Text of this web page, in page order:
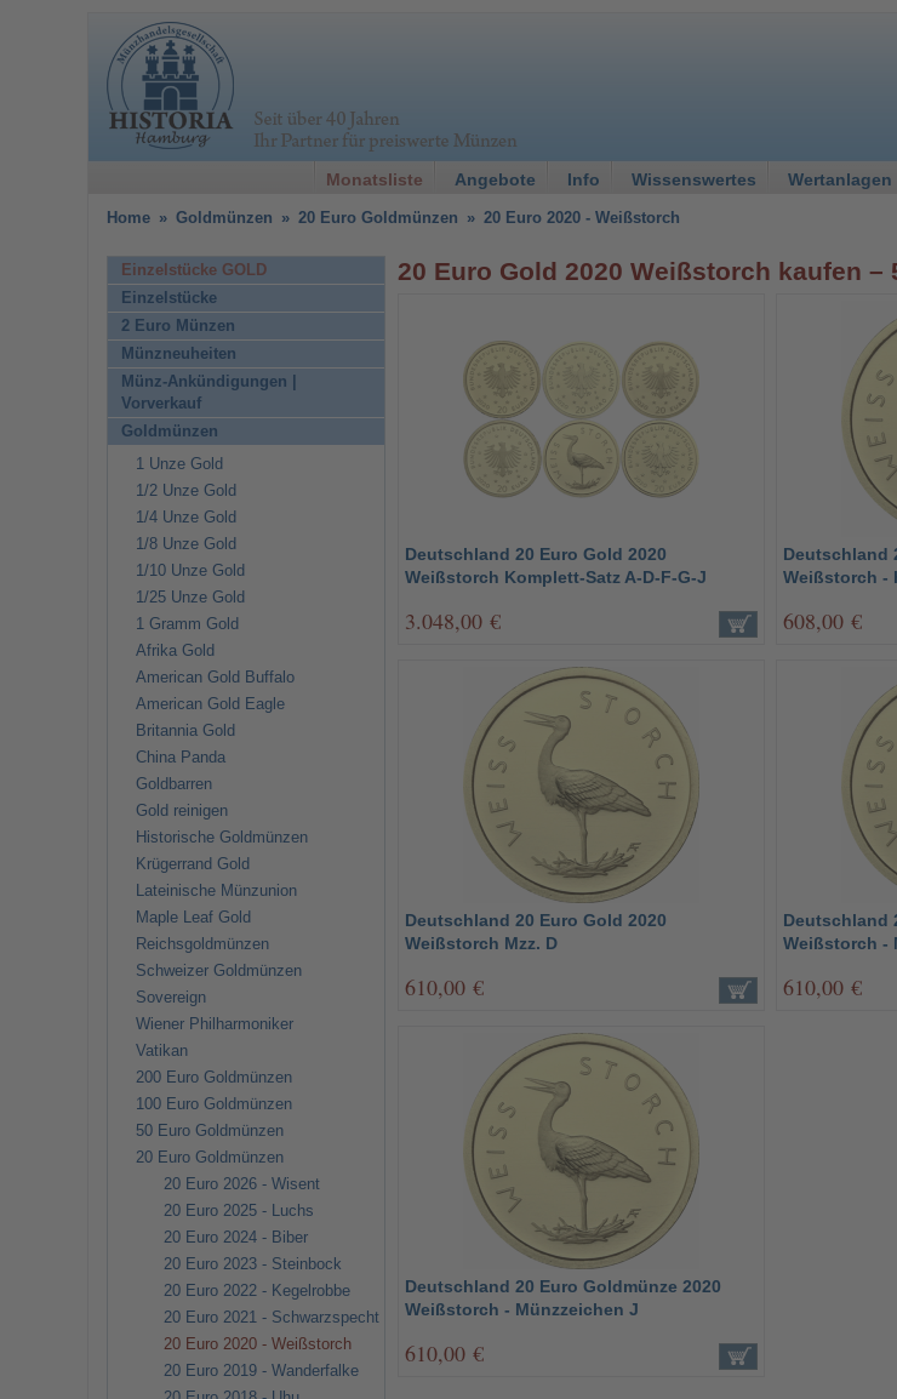
Monatsliste Angebote Info Wissenswertes Wertanlagen
Home » Goldmünzen » 20 Euro Goldmünzen » 20 Euro 2020 - Weißstorch
20 Euro Gold 2020 Weißstorch kaufen
Deutschland 20 Euro Gold 2020
Weißstorch Komplett-Satz A-D-F-G-J
3.048,00 €
Deutschland
Weißstorch -
608,00 €
Deutschland 20 Euro Gold 2020
Weißstorch Mzz. D
610,00 €
Deutschland
Weißstorch -
610,00 €
Deutschland 20 Euro Goldmünze 2020
Weißstorch - Münzzeichen J
610,00 €
Einzelstücke GOLD
Einzelstücke
2 Euro Münzen
Münzneuheiten
Münz-Ankündigungen |
Vorverkauf
Goldmünzen
1 Unze Gold
1/2 Unze Gold
1/4 Unze Gold
1/8 Unze Gold
1/10 Unze Gold
1/25 Unze Gold
1 Gramm Gold
Afrika Gold
American Gold Buffalo
American Gold Eagle
Britannia Gold
China Panda
Goldbarren
Gold reinigen
Historische Goldmünzen
Krügerrand Gold
Lateinische Münzunion
Maple Leaf Gold
Reichsgoldmünzen
Schweizer Goldmünzen
Sovereign
Wiener Philharmoniker
Vatikan
200 Euro Goldmünzen
100 Euro Goldmünzen
50 Euro Goldmünzen
20 Euro Goldmünzen
20 Euro 2026 - Wisent
20 Euro 2025 - Luchs
20 Euro 2024 - Biber
20 Euro 2023 - Steinbock
20 Euro 2022 - Kegelrobbe
20 Euro 2021 - Schwarzspecht
20 Euro 2020 - Weißstorch
20 Euro 2019 - Wanderfalke